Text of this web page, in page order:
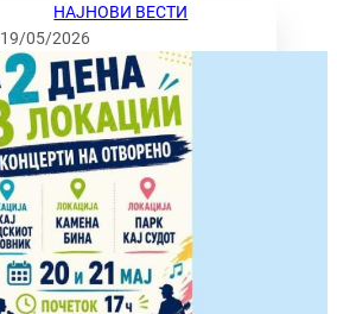
НАЈНОВИ ВЕСТИ
19/05/2026